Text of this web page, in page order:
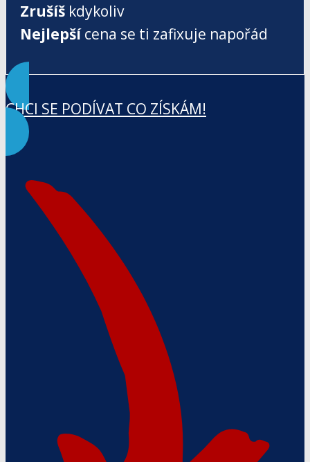
Zrušíš kdykoliv
Nejlepšícena se ti zafixuje napořád
CHCI SE PODÍVAT CO ZÍSKÁM!